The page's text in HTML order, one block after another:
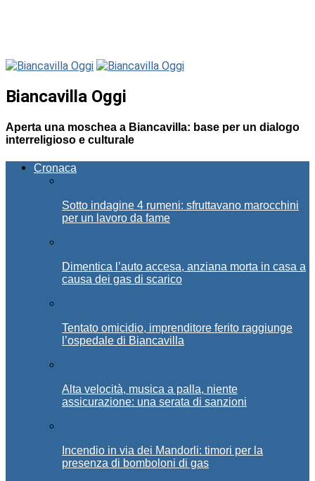
Biancavilla Oggi
Aperta una moschea a Biancavilla: base per un dialogo
interreligioso e culturale
Cronaca
Sotto indagine 4 rumeni: sfruttavano marocchini
per un lavoro da fame
Dimentica l’auto accesa, anziana morta in casa a
causa dei gas di scarico
Tentato omicidio, imprenditore ferito raggiunge
l’ospedale di Biancavilla
Alta velocità, musica a palla, niente
assicurazione: una serata di sanzioni
Incendio in via dei Mandorli: timori per la
presenza di bomboloni di gas